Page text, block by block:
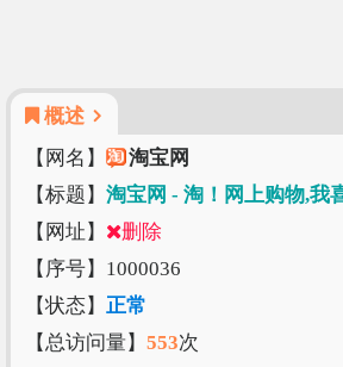
概述
【网名】
淘宝网
【标题】 淘宝网 - 淘！网上购物,我
【网址】
删除
【序号】1000036
【状态】 正常
【总访问量】 553次